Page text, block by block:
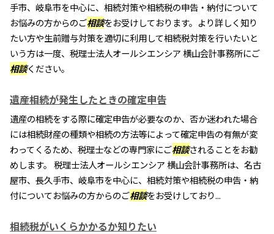
手市、岐阜市を中心に、相続対策や相続税の申告・納付について
お悩みの方からのご相談をお受けしております。より詳しく知り
たい方や生前贈与対策を適切に利用して相続税対策を行いたいと
いう方は一度、税理士法人オールシエンシア 横山会計事務所にご
相談ください。
遺産相続が発生したときの確定申告
遺産の相続をする際に確定申告が必要なのか、否か迷われた場合
には相続財産の種類や相続の方法等によって確定申告の有無が変
わってくるため、税理士などの専門家にご相談されることをお勧
めします。 税理士法人オールシエンシア 横山会計事務所は、名古
屋市、長久手市、岐阜市を中心に、相続対策や相続税の申告・納
付についてお悩みの方からのご相談をお受けしており...
相続税がいくらかかるか知りたい